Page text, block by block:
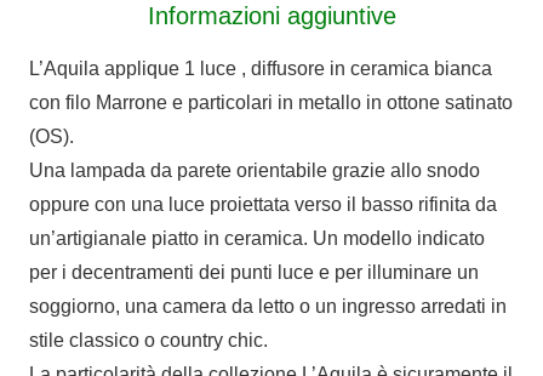
Informazioni aggiuntive
L’Aquila applique 1 luce , diffusore in ceramica bianca
con filo Marrone e particolari in metallo in ottone satinato
(OS).
Una lampada da parete orientabile grazie allo snodo
oppure con una luce proiettata verso il basso rifinita da
un’artigianale piatto in ceramica. Un modello indicato
per i decentramenti dei punti luce e per illuminare un
soggiorno, una camera da letto o un ingresso arredati in
stile classico o country chic.